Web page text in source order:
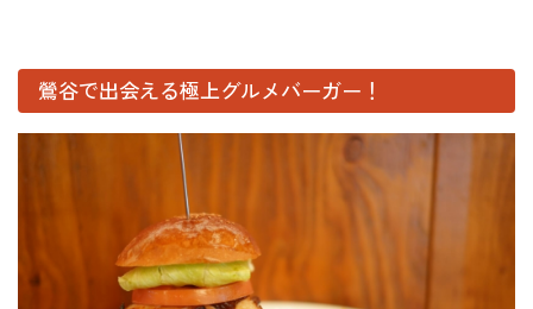
鶯谷で出会える極上グルメバーガー！